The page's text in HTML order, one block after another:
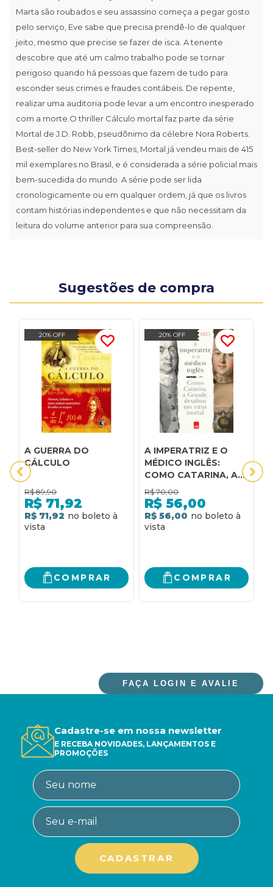
Marta são roubados e seu assassino começa a pegar gosto
pelo serviço, Eve sabe que precisa prendê-lo de qualquer
jeito, mesmo que precise se fazer de isca. A tenente
descobre que até um calmo trabalho pode se tornar
perigoso quando há pessoas que fazem de tudo para
esconder seus crimes e fraudes contábeis. De repente,
realizar uma auditoria pode levar a um encontro inesperado
com a morte.O thriller Cálculo mortal faz parte da série
Mortal de J.D. Robb, pseudônimo da célebre Nora Roberts.
Best-seller do New York Times, Mortal já vendeu mais de 415
mil exemplares no Brasil, e é considerada a série policial mais
bem-sucedida do mundo. A série pode ser lida
cronologicamente ou em qualquer ordem, já que os livros
contam histórias independentes e que não necessitam da
leitura do volume anterior para sua compreensão.
Sugestões de compra
20% OFF
A GUERRA DO
CÁLCULO
R$ 89,90
R$ 71,92
R$ 71,92
COMPRAR
20% OFF
A IMPERATRIZ E O
MÉDICO INGLÊS:
COMO CATARINA, A
GRANDE, DESAFIOU
UM VÍRUS MORTAL
R$ 70,00
R$ 56,00
R$ 56,00
COMPRAR
FAÇA LOGIN E AVALIE
Cadastre-se em nossa newsletter
E RECEBA NOVIDADES, LANÇAMENTOS E
PROMOÇÕES